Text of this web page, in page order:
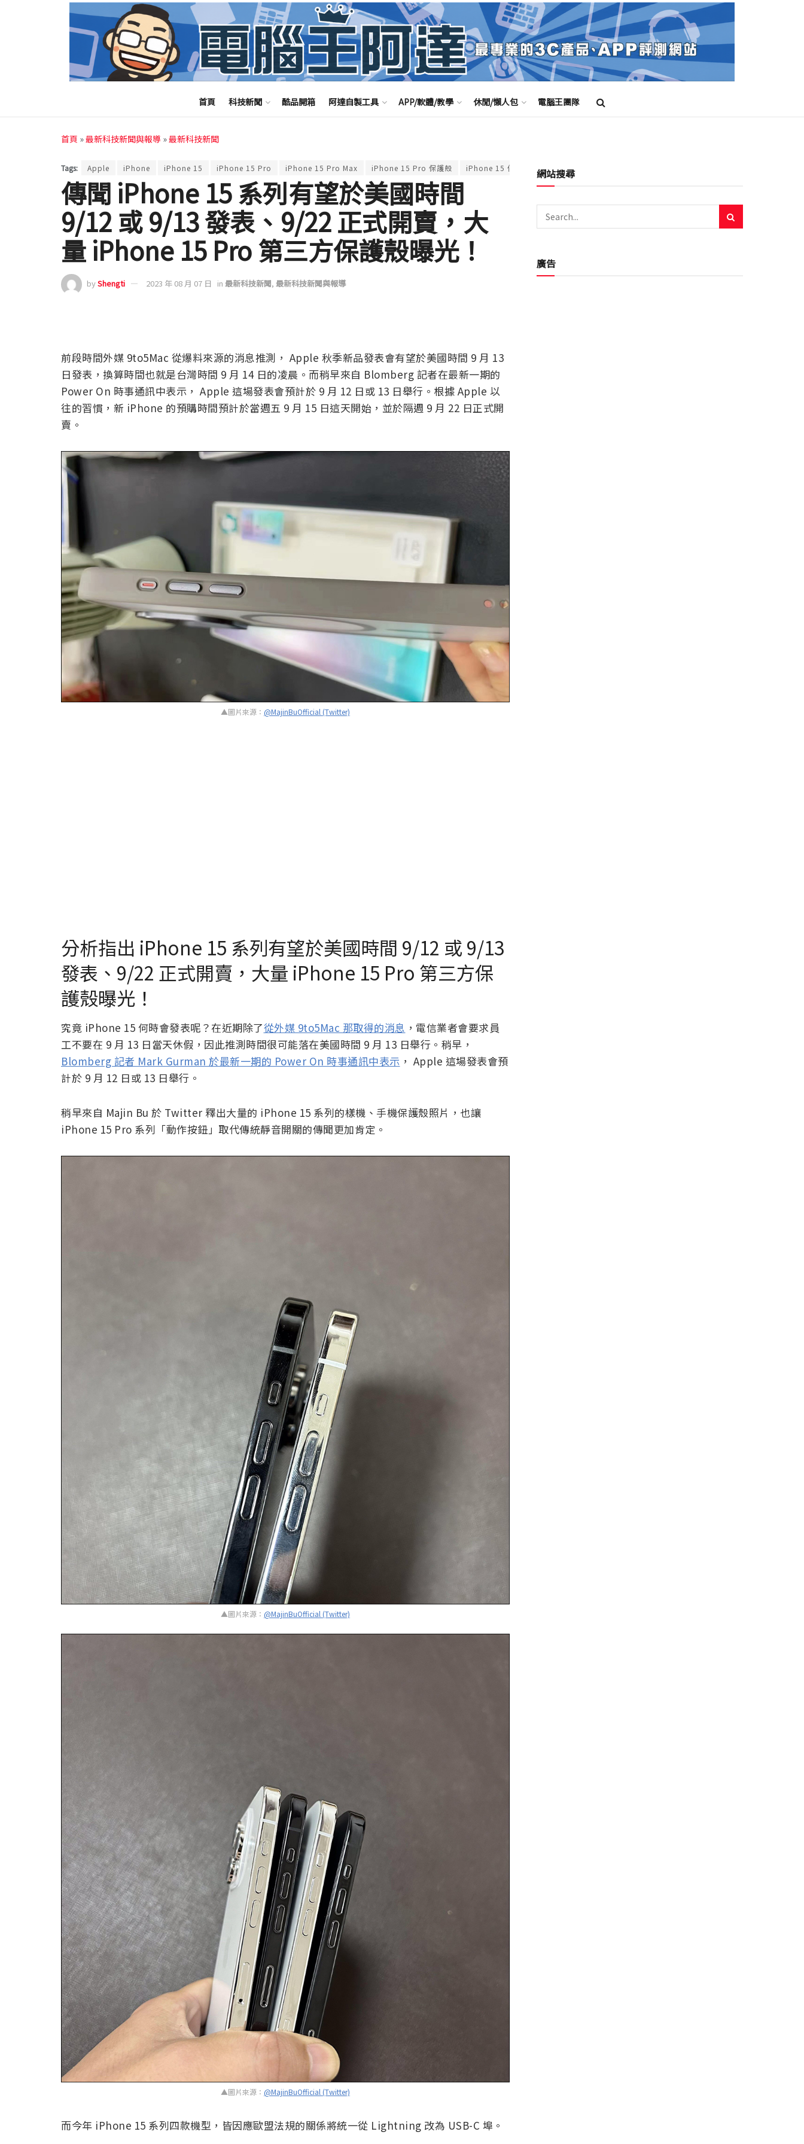
首頁 科技新聞 酷品開箱 阿達自製工具 APP/軟體/教學 休閒/懶人包 電腦王團隊
首頁 »最新科技新聞與報導 »最新科技新聞
Tags: Apple iPhone iPhone 15 iPhone 15 Pro iPhone 15 Pro Max iPhone 15 Pro 保護殼 iPhone 15 保護殼 手機殼
傳聞 iPhone 15 系列有望於美國時間
9/12 或 9/13 發表、9/22 正式開賣，大
量 iPhone 15 Pro 第三方保護殼曝光！
byShengti 2023 年 08 月 07 日 in 最新科技新聞, 最新科技新聞與報導
前段時間外媒 9to5Mac 從爆料來源的消息推測， Apple 秋季新品發表會有望於美國時間 9 月 13
日發表，換算時間也就是台灣時間 9 月 14 日的凌晨。而稍早來自 Blomberg 記者在最新一期的
Power On 時事通訊中表示， Apple 這場發表會預計於 9 月 12 日或 13 日舉行。根據 Apple 以
往的習慣，新 iPhone 的預購時間預計於當週五 9 月 15 日這天開始，並於隔週 9 月 22 日正式開
賣。
▲圖片來源： @MajinBuOfficial (Twitter)
分析指出 iPhone 15 系列有望於美國時間 9/12 或 9/13
發表、9/22 正式開賣，大量 iPhone 15 Pro 第三方保
護殼曝光！
究竟 iPhone 15 何時會發表呢？在近期除了從外媒 9to5Mac 那取得的消息 ，電信業者會要求員
工不要在 9 月 13 日當天休假，因此推測時間很可能落在美國時間 9 月 13 日舉行。稍早，
Blomberg 記者 Mark Gurman 於最新一期的 Power On 時事通訊中表示 ， Apple 這場發表會預
計於 9 月 12 日或 13 日舉行。
稍早來自 Majin Bu 於 Twitter 釋出大量的 iPhone 15 系列的樣機、手機保護殼照片，也讓
iPhone 15 Pro 系列「動作按鈕」取代傳統靜音開關的傳聞更加肯定。
▲圖片來源： @MajinBuOfficial (Twitter)
▲圖片來源： @MajinBuOfficial (Twitter)
而今年 iPhone 15 系列四款機型，皆因應歐盟法規的關係將統一從 Lightning 改為 USB-C 埠。
網站搜尋
廣告